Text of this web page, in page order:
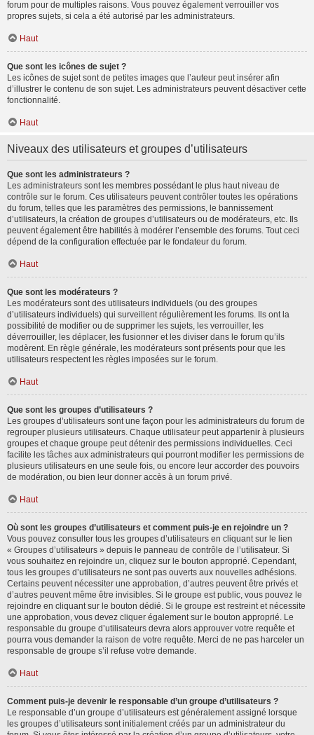
forum pour de multiples raisons. Vous pouvez également verrouiller vos
propres sujets, si cela a été autorisé par les administrateurs.
Haut
Que sont les icônes de sujet ?
Les icônes de sujet sont de petites images que l’auteur peut insérer afin
d’illustrer le contenu de son sujet. Les administrateurs peuvent désactiver cette
fonctionnalité.
Haut
Niveaux des utilisateurs et groupes d’utilisateurs
Que sont les administrateurs ?
Les administrateurs sont les membres possédant le plus haut niveau de
contrôle sur le forum. Ces utilisateurs peuvent contrôler toutes les opérations
du forum, telles que les paramètres des permissions, le bannissement
d’utilisateurs, la création de groupes d’utilisateurs ou de modérateurs, etc. Ils
peuvent également être habilités à modérer l’ensemble des forums. Tout ceci
dépend de la configuration effectuée par le fondateur du forum.
Haut
Que sont les modérateurs ?
Les modérateurs sont des utilisateurs individuels (ou des groupes
d’utilisateurs individuels) qui surveillent régulièrement les forums. Ils ont la
possibilité de modifier ou de supprimer les sujets, les verrouiller, les
déverrouiller, les déplacer, les fusionner et les diviser dans le forum qu’ils
modèrent. En règle générale, les modérateurs sont présents pour que les
utilisateurs respectent les règles imposées sur le forum.
Haut
Que sont les groupes d’utilisateurs ?
Les groupes d’utilisateurs sont une façon pour les administrateurs du forum de
regrouper plusieurs utilisateurs. Chaque utilisateur peut appartenir à plusieurs
groupes et chaque groupe peut détenir des permissions individuelles. Ceci
facilite les tâches aux administrateurs qui pourront modifier les permissions de
plusieurs utilisateurs en une seule fois, ou encore leur accorder des pouvoirs
de modération, ou bien leur donner accès à un forum privé.
Haut
Où sont les groupes d’utilisateurs et comment puis-je en rejoindre un ?
Vous pouvez consulter tous les groupes d’utilisateurs en cliquant sur le lien
« Groupes d’utilisateurs » depuis le panneau de contrôle de l’utilisateur. Si
vous souhaitez en rejoindre un, cliquez sur le bouton approprié. Cependant,
tous les groupes d’utilisateurs ne sont pas ouverts aux nouvelles adhésions.
Certains peuvent nécessiter une approbation, d’autres peuvent être privés et
d’autres peuvent même être invisibles. Si le groupe est public, vous pouvez le
rejoindre en cliquant sur le bouton dédié. Si le groupe est restreint et nécessite
une approbation, vous devez cliquer également sur le bouton approprié. Le
responsable du groupe d’utilisateurs devra alors approuver votre requête et
pourra vous demander la raison de votre requête. Merci de ne pas harceler un
responsable de groupe s’il refuse votre demande.
Haut
Comment puis-je devenir le responsable d’un groupe d’utilisateurs ?
Le responsable d’un groupe d’utilisateurs est généralement assigné lorsque
les groupes d’utilisateurs sont initialement créés par un administrateur du